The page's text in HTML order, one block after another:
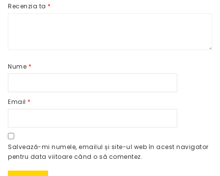
Recenzia ta *
Nume *
Email *
Salvează-mi numele, emailul și site-ul web în acest navigator
pentru data viitoare când o să comentez.